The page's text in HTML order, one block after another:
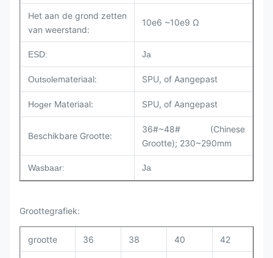
Het aan de grond zetten
van weerstand:
10e6 ~10e9 Ω
ESD: Ja
Outsolemateriaal: SPU, of Aangepast
Hoger Materiaal: SPU, of Aangepast
Beschikbare Grootte:
36#~48# (Chinese
Grootte); 230~290mm
Wasbaar: Ja
Groottegrafiek:
grootte 36 38 40 42